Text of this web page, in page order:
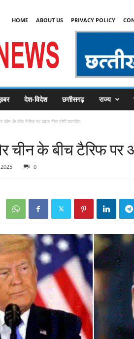
HOME ABOUT US PRIVACY POLICY
देश-विदेश छत्तीसगढ़ राज्य
चीन के बीच टैरिफ पर आज फिर होगी बातचीत
चीन के बीच टैरिफ पर
0